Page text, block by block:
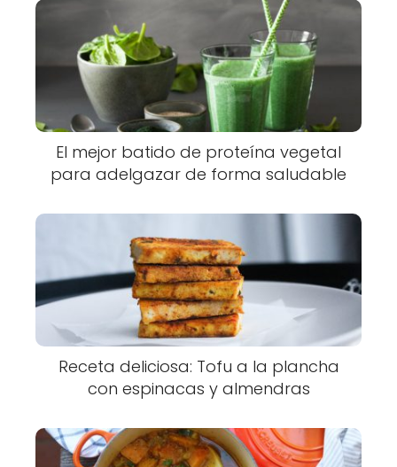
El mejor batido de proteína vegetal
para adelgazar de forma saludable
Receta deliciosa: Tofu a la plancha
con espinacas y almendras